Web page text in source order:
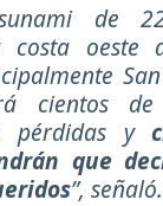
de
oeste
cientos
pérdidas y
que
”, señaló.